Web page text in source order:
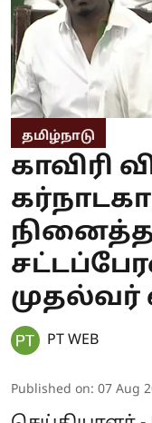
தமிழ்நாடு
காவிரி
முதல்வர்
PT WEB
Published on: 07 Aug